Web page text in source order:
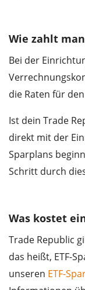
Wie zahlt
Bei der
die Raten für
Ist dein Trade
direkt mit der
Sparplans
Schritt durch
Was kostet
Trade Republic
das heißt, ETF-
unseren ETF-